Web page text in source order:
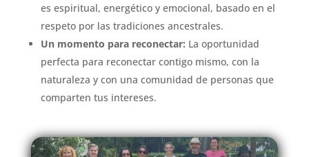
es espiritual, energético y emocional, basado en el
respeto por las tradiciones ancestrales.
Un momento para reconectar: La oportunidad
perfecta para reconectar contigo mismo, con la
naturaleza y con una comunidad de personas que
comparten tus intereses.